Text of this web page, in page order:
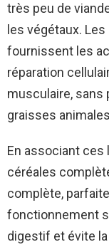
très peu de
les végétaux.
fournissent les
réparation
musculaire, sans
graisses
En associant ces
céréales
complète,
fonctionnement
digestif et évite